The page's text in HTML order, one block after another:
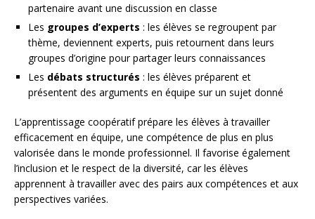
partenaire avant une discussion en classe
Les groupes d’experts : les élèves se regroupent par
thème, deviennent experts, puis retournent dans leurs
groupes d’origine pour partager leurs connaissances
Les débats structurés : les élèves préparent et
présentent des arguments en équipe sur un sujet donné
L’apprentissage coopératif prépare les élèves à travailler
efficacement en équipe, une compétence de plus en plus
valorisée dans le monde professionnel. Il favorise également
l’inclusion et le respect de la diversité, car les élèves
apprennent à travailler avec des pairs aux compétences et aux
perspectives variées.